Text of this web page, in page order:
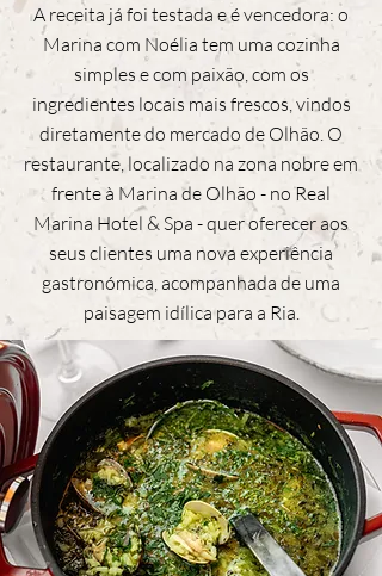
A receita já foi testada e é vencedora: o
Marina com Noélia tem uma cozinha
simples e com paixão, com os
ingredientes locais mais frescos, vindos
diretamente do mercado de Olhão. O
restaurante, localizado na zona nobre em
frente à Marina de Olhão - no Real
Marina Hotel & Spa - quer oferecer aos
seus clientes uma nova experiência
gastronómica, acompanhada de uma
paisagem idílica para a Ria.